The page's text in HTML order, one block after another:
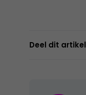
Deel dit artikel